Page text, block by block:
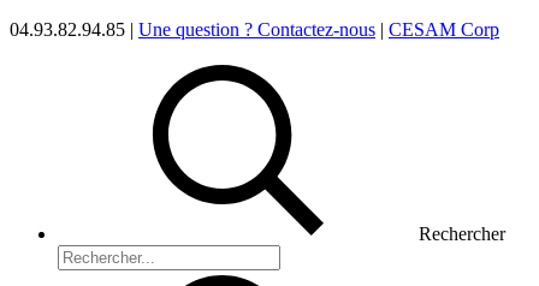
04.93.82.94.85 | Une question ? Contactez-nous | CESAM Corp
Rechercher